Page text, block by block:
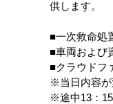
供します。
■一次救命処
■車両および
■クラウドフ
※当日内容が
※途中13：15